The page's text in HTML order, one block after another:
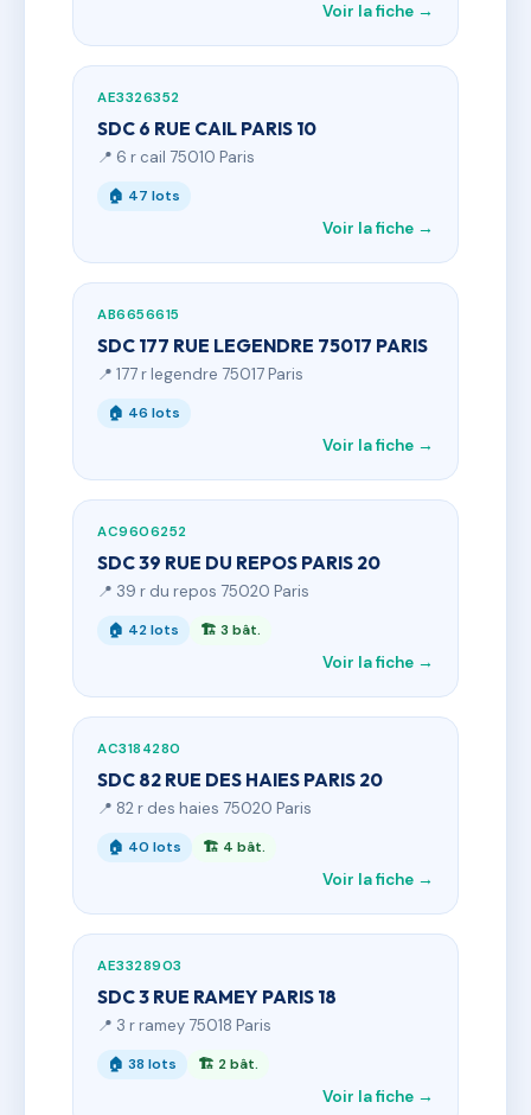
Voir la fiche →
AE3326352
SDC 6 RUE CAIL PARIS 10
📍 6 r cail 75010 Paris
🏠 47 lots
Voir la fiche →
AB6656615
SDC 177 RUE LEGENDRE 75017 PARIS
📍 177 r legendre 75017 Paris
🏠 46 lots
Voir la fiche →
AC9606252
SDC 39 RUE DU REPOS PARIS 20
📍 39 r du repos 75020 Paris
🏠 42 lots 🏗 3 bât.
Voir la fiche →
AC3184280
SDC 82 RUE DES HAIES PARIS 20
📍 82 r des haies 75020 Paris
🏠 40 lots 🏗 4 bât.
Voir la fiche →
AE3328903
SDC 3 RUE RAMEY PARIS 18
📍 3 r ramey 75018 Paris
🏠 38 lots 🏗 2 bât.
Voir la fiche →